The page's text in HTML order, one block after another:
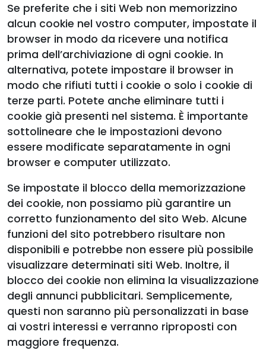
Se preferite che i siti Web non memorizzino
alcun cookie nel vostro computer, impostate il
browser in modo da ricevere una notifica
prima dell’archiviazione di ogni cookie. In
alternativa, potete impostare il browser in
modo che rifiuti tutti i cookie o solo i cookie di
terze parti. Potete anche eliminare tutti i
cookie già presenti nel sistema. È importante
sottolineare che le impostazioni devono
essere modificate separatamente in ogni
browser e computer utilizzato.
Se impostate il blocco della memorizzazione
dei cookie, non possiamo più garantire un
corretto funzionamento del sito Web. Alcune
funzioni del sito potrebbero risultare non
disponibili e potrebbe non essere più possibile
visualizzare determinati siti Web. Inoltre, il
blocco dei cookie non elimina la visualizzazione
degli annunci pubblicitari. Semplicemente,
questi non saranno più personalizzati in base
ai vostri interessi e verranno riproposti con
maggiore frequenza.